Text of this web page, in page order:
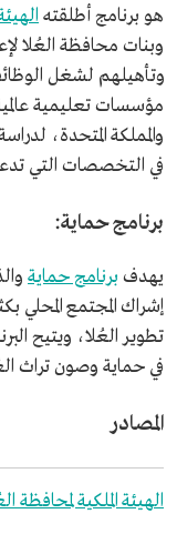
هو برنامج أطلقته
وبنات محافظة العُلا
وتأهيلهم لشغل
مؤسسات تعليمية
والمملكة المتحدة،
في التخصصات التي
برنامج حماية:
يهدف برنامج حماية
إشراك المجتمع المحلي
تطوير العُلا، ويتيح
في حماية وصون تراث
المصادر
الهيئة الملكية لمحافظة